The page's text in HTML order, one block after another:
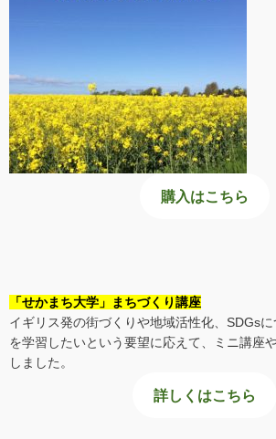
購入はこちら
「せかまち大学」まちづくり講座
イギリス発の街づくりや地域活性化、SDGs
を学習したいという要望に応えて、ミニ講座
しました。
詳しくはこちら